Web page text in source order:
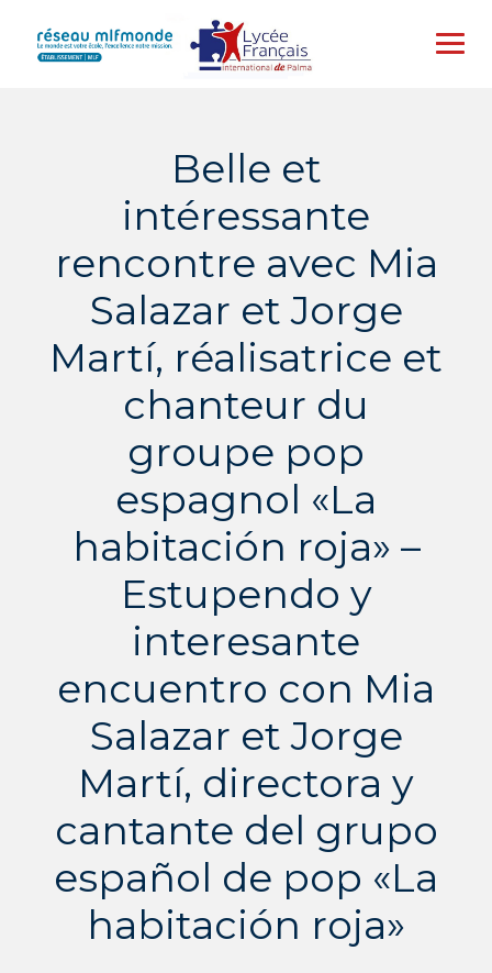
content
Belle et
intéressante
rencontre avec Mia
Salazar et Jorge
Martí, réalisatrice et
chanteur du
groupe pop
espagnol «La
habitación roja» –
Estupendo y
interesante
encuentro con Mia
Salazar et Jorge
Martí, directora y
cantante del grupo
español de pop «La
habitación roja»